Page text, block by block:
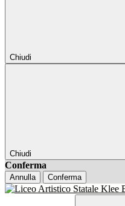
Chiudi
Chiudi
Conferma
Annulla Conferma